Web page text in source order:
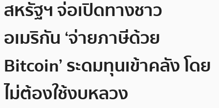
สหรัฐฯ จ่อเปิดทางชาว
อเมริกัน ‘จ่ายภาษีด้วย
Bitcoin’ ระดมทุนเข้าคลัง โดย
ไม่ต้องใช้งบหลวง